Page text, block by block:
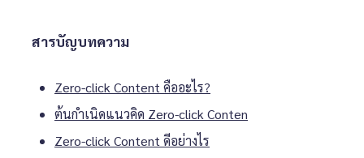
สารบัญบทความ
Zero-click Content คืออะไร?
ต้นกำเนิดแนวคิด Zero-click Conten
Zero-click Content ดีอย่างไร